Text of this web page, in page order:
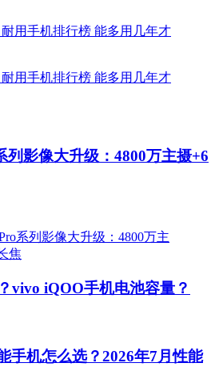
列影像大升级：4800万主摄+6
vivo iQOO手机电池容量？
手机怎么选？2026年7月性能